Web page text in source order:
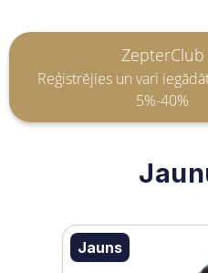
ZepterClub
Reģistrējies un vari
5%-40%
Jauns